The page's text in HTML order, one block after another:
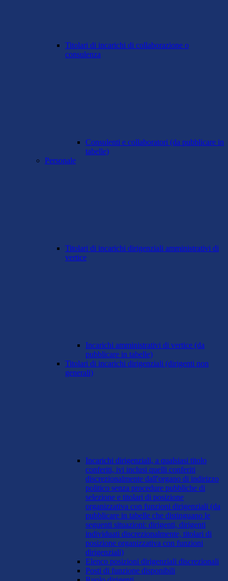
Titolari di incarichi di collaborazione o
consulenza
Consulenti e collaboratori (da pubblicare in
tabelle)
Personale
Titolari di incarichi dirigenziali amministrativi di
vertice
Incarichi amministrativi di vertice (da
pubblicare in tabelle)
Titolari di incarichi dirigenziali (dirigenti non
generali)
Incarichi dirigenziali, a qualsiasi titolo
conferiti, ivi inclusi quelli conferiti
discrezionalmente dall'organo di indirizzo
politico senza procedure pubbliche di
selezione e titolari di posizione
organizzativa con funzioni dirigenziali (da
pubblicare in tabelle che distinguano le
seguenti situazioni: dirigenti, dirigenti
individuati discrezionalmente, titolari di
posizione organizzativa con funzioni
dirigenziali)
Elenco posizioni dirigenziali discrezionali
Posti di funzione disponibili